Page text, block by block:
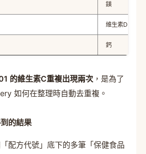
鎂
維生素D3
鈣
的維生素C重複出現兩次 ，是為了
如何在整理時自動去重複。
的結果
配方代號」底下的多筆「保健食品